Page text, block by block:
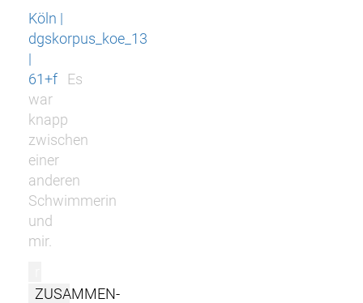
Köln |
dgskorpus_koe_13
|
61+f
Es
war
knapp
zwischen
einer
anderen
Schwimmerin
und
mir.
ZUSAMMEN-